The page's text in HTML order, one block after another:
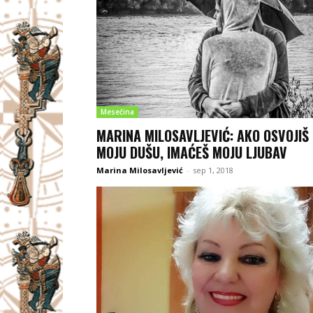
Mesečina
MARINA MILOSAVLJEVIĆ: AKO OSVOJIŠ
MOJU DUŠU, IMAĆEŠ MOJU LJUBAV
Marina Milosavljević - sep 1, 2018